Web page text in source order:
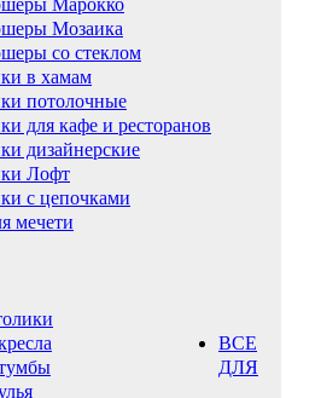
Марокко
Мозаика
со стеклом
в хамам
потолочные
для кафе и ресторанов
дизайнерские
Лофт
с цепочками
мечети
ВСЕ
ДЛЯ